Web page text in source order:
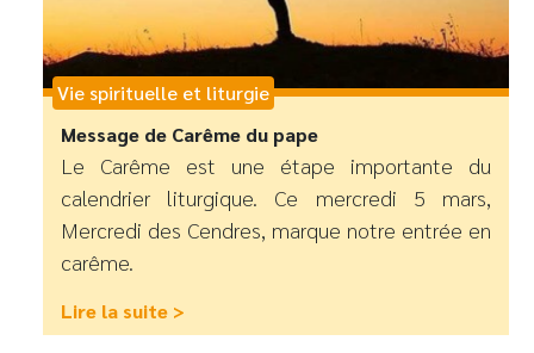
Vie spirituelle et liturgie
Message de Carême du pape
Le Carême est une étape importante du
calendrier liturgique. Ce mercredi 5 mars,
Mercredi des Cendres, marque notre entrée en
carême.
Lire la suite >